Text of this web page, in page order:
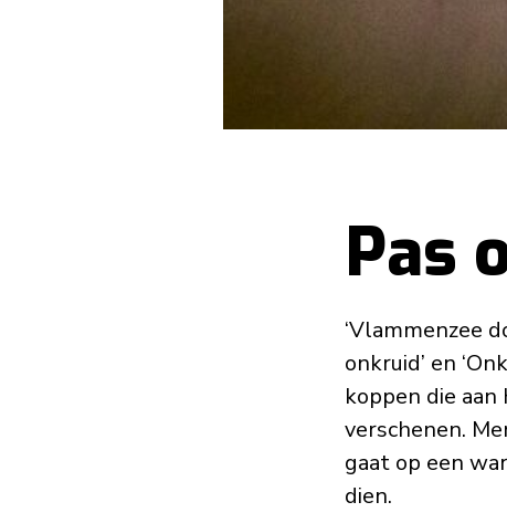
Pas
‘Vlammenzee
onkruid’ en
koppen die
verschenen.
gaat op een
dien.